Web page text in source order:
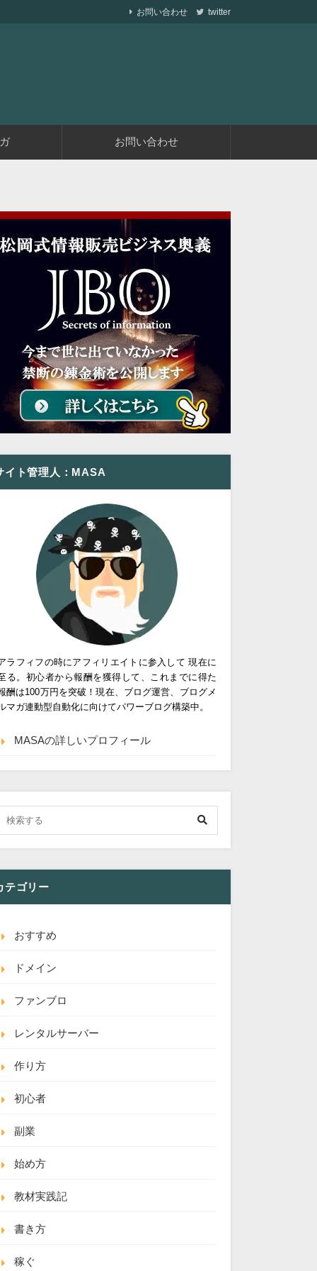
twitter
お問い合わせ
お問い合わせ
イト管理人：MASA
ラフィフの時にアフィリエイトに参入して 現在に
る。初心者から報酬を獲得して、これまでに得た
酬は100万円を突破！現在、ブログ運営、ブログメ
マガ連動型自動化に向けてパワーブログ構築中。
MASAの詳しいプロフィール
テゴリー
おすすめ
ドメイン
ファンブロ
レンタルサーバー
作り方
初心者
副業
始め方
教材実践記
書き方
稼ぐ